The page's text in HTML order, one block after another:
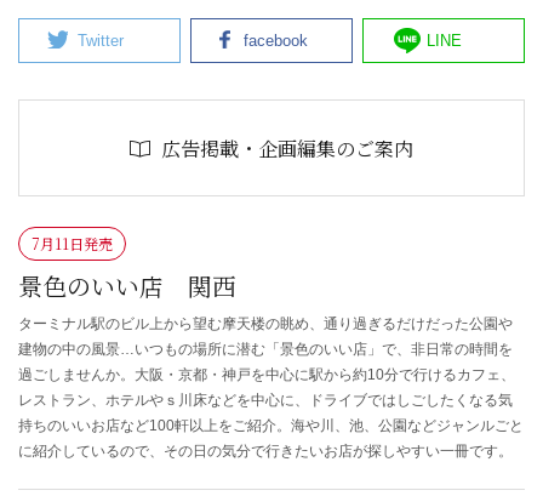
Twitter facebook LINE
広告掲載・企画編集のご案内
7月11日発売
景色のいい店 関西
ターミナル駅のビル上から望む摩天楼の眺め、通り過ぎるだけだった公園や
建物の中の風景…いつもの場所に潜む「景色のいい店」で、非日常の時間を
過ごしませんか。大阪・京都・神戸を中心に駅から約10分で行けるカフェ、
レストラン、ホテルやｓ川床などを中心に、ドライブではしごしたくなる気
持ちのいいお店など100軒以上をご紹介。海や川、池、公園などジャンルごと
に紹介しているので、その日の気分で行きたいお店が探しやすい一冊です。